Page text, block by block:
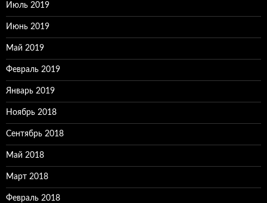
Июль 2019
Июнь 2019
Май 2019
Февраль 2019
Январь 2019
Ноябрь 2018
Сентябрь 2018
Май 2018
Март 2018
Февраль 2018